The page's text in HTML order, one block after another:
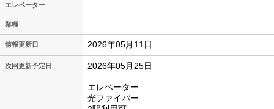
エレベーター
業種
情報更新日 2026年05月11日
次回更新予定日 2026年05月25日
エレベーター
光ファイバー